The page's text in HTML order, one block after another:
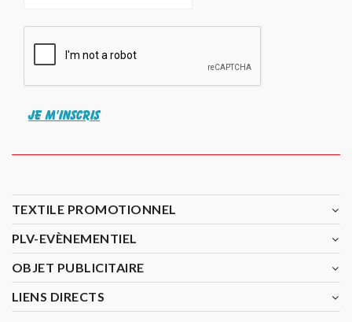
JE M'INSCRIS
TEXTILE PROMOTIONNEL
PLV-EVÈNEMENTIEL
OBJET PUBLICITAIRE
LIENS DIRECTS